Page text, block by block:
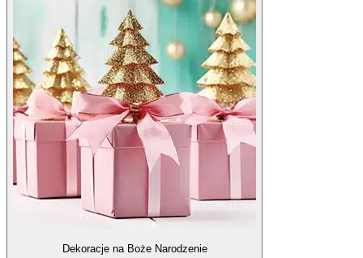
Dekoracje na Boże Narodzenie